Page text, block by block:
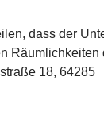
dass der
Räumlichkeiten
18, 64285